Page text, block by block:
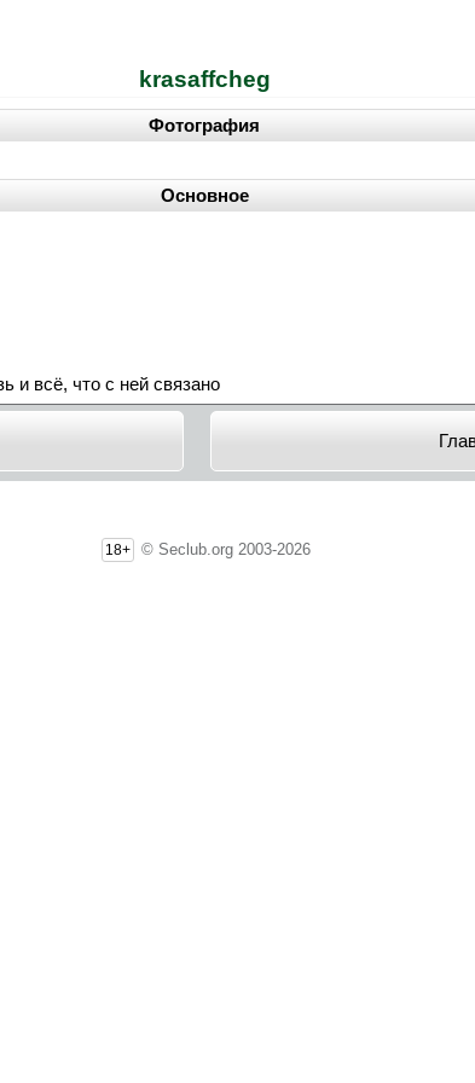
krasaffcheg
Фотография
Основное
и всё, что с ней связано
18+ © Seclub.org 2003-2026